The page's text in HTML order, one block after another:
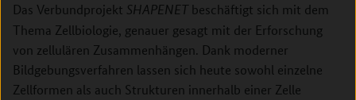
Das Verbundprojekt SHAPENETbeschäftigt sich mit dem
Thema Zellbiologie, genauer gesagt mit der Erforschung
von zellulären Zusammenhängen. Dank moderner
Bildgebungsverfahren lassen sich heute sowohl einzelne
Zellformen als auch Strukturen innerhalb einer Zelle